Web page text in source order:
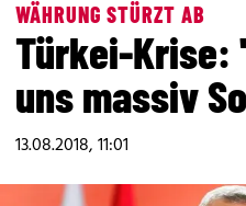
WÄHRUNG STÜRZT AB
Türkei-Krise:
uns massiv
13.08.2018, 11:01